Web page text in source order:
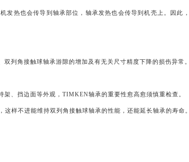
发热也会传导到轴承部位，轴承发热也会传导到机壳上。因此
列角接触球轴承游隙的增加及有无关尺寸精度下降的损伤异常
、挡边面等外观，TIMKEN轴承的重要性愈高愈须慎重检查。
样不进能维持双列角接触球轴承的性能，还能延长轴承的寿命。